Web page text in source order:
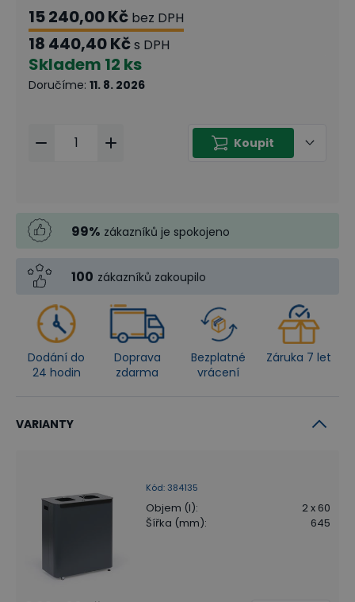
15 240,00 Kč bez DPH
18 440,40 Kčs DPH
Skladem 12 ks
Doručíme: 11. 8. 2026
Koupit
99% zákazníků je spokojeno
100 zákazníků zakoupilo
Dodání do
24 hodin
Doprava
zdarma
Bezplatné
vrácení
Záruka 7 let
VARIANTY
Kód: 384135
Objem (l):
2 x 60
Šířka (mm): 645